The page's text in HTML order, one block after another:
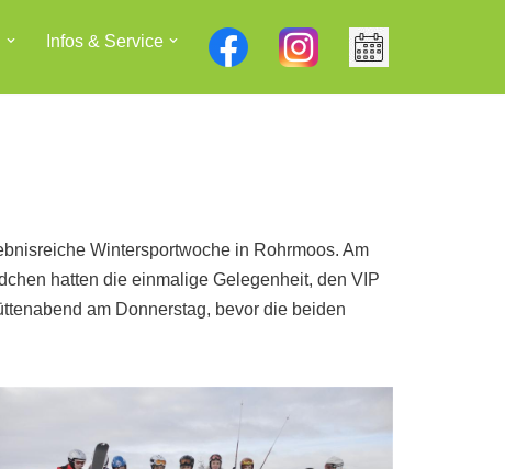
Infos & Service
Wintersportwoche in Rohrmoos. Am
hatten die einmalige Gelegenheit, den VIP
am Donnerstag, bevor die beiden